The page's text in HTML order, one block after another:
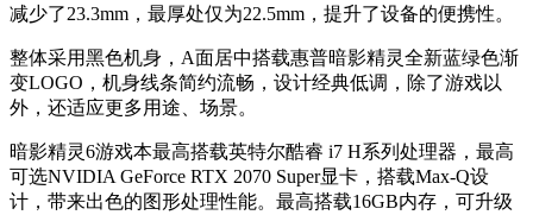
减少了23.3mm，最厚处仅为22.5mm，提升了设备的便携性。
整体采用黑色机身，A面居中搭载惠普暗影精灵全新蓝绿色渐
变LOGO，机身线条简约流畅，设计经典低调，除了游戏以
外，还适应更多用途、场景。
暗影精灵6游戏本最高搭载英特尔酷睿 i7 H系列处理器，最高
可选NVIDIA GeForce RTX 2070 Super显卡，搭载Max-Q设
计，带来出色的图形处理性能。最高搭载16GB内存，可升级